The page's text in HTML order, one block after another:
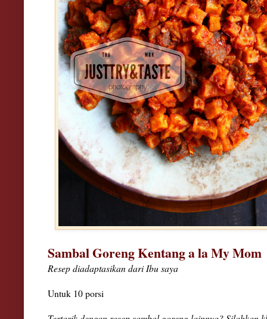
Sambal Goreng Kentang a la My Mom
Resep diadaptasikan dari Ibu saya
Untuk 10 porsi